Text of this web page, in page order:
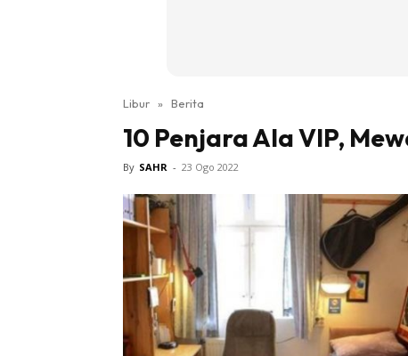
Sentiasa
Libur » Berita
10 Penjara Ala VIP,
By SAHR - 23 Ogo 2022